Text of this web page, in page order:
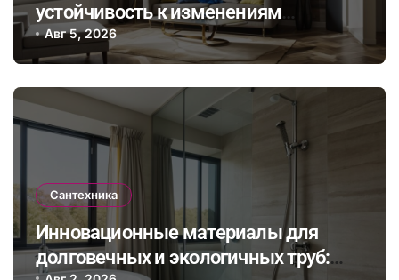
устойчивость к изменениям
климата: как выбрать и установить
оборудование для комфортного
проживания в будущем
Авг 5, 2026
Сантехника
Инновационные материалы для
долговечных и экологичных труб: